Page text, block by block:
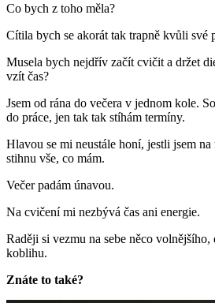
Co bych z toho měla?
Cítila bych se akorát tak trapně kvůli své
Musela bych nejdřív začít cvičit a držet
vzít čas?
Jsem od rána do večera v jednom kole.
do práce, jen tak tak stíhám termíny.
Hlavou se mi neustále honí, jestli jsem na
stihnu vše, co mám.
Večer padám únavou.
Na cvičení mi nezbývá čas ani energie.
Raději si vezmu na sebe něco volnějšího,
koblihu.
Znáte to také?